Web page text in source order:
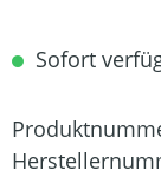
Sofort